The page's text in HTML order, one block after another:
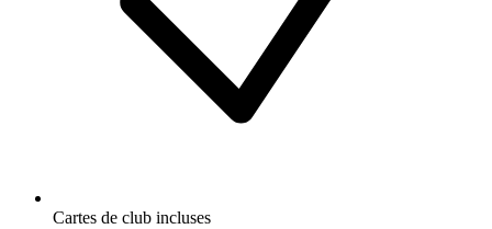
Cartes de club incluses